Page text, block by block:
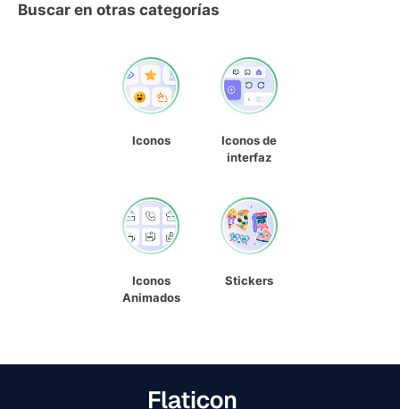
Buscar en otras categorías
Iconos
Iconos de
interfaz
Iconos
Animados
Stickers